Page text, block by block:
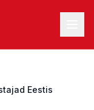
Eestis